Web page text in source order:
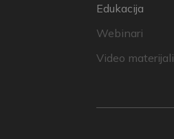
Edukacija
Webinari
Video materijali